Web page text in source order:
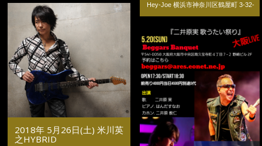
Hey-Joe 横浜市神奈川区鶴屋町 3-32-
2018年 5月26日(土) 米川英
之HYBRID